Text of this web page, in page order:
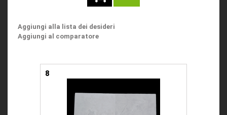
Aggiungi alla lista dei desideri
Aggiungi al comparatore
8